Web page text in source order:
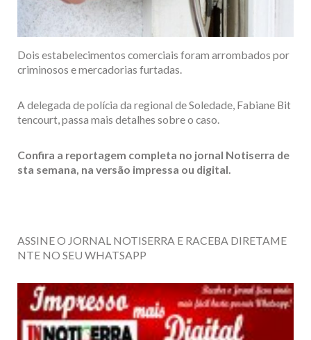
Dois estabelecimentos comerciais foram arrombados por
criminosos e mercadorias furtadas.
A delegada de polícia da regional de Soledade, Fabiane Bit
tencourt, passa mais detalhes sobre o caso.
Confira a reportagem completa no jornal Notiserra de
sta semana, na versão impressa ou digital.
ASSINE O JORNAL NOTISERRA E RACEBA DIRETAME
NTE NO SEU WHATSAPP